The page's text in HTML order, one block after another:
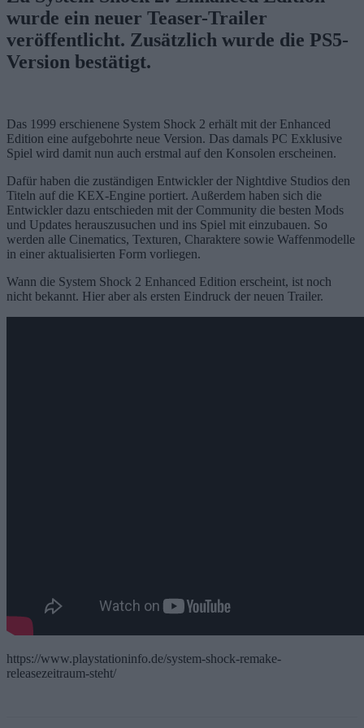
wurde ein neuer Teaser-Trailer
veröffentlicht. Zusätzlich wurde die PS5-
Version bestätigt.
Das 1999 erschienene System Shock 2 erhält mit der Enhanced
Edition eine aufgebohrte neue Version. Das damals PC Exklusive
Spiel wird damit nun auch erstmal auf den Konsolen erscheinen.
Dafür haben die zuständigen Entwickler der Nightdive Studios den
Titeln auf die KEX-Engine portiert. Außerdem haben sich die
Entwickler dazu entschieden mit der Community die besten Mods
und Updates herauszusuchen und ins Spiel mit einzubauen. So
werden alle Cinematics, Texturen, Charaktere sowie Waffenmodelle
in einer aktualisierten Form vorliegen.
Wann die System Shock 2 Enhanced Edition erscheint, ist noch
nicht bekannt. Hier aber als ersten Eindruck der neuen Trailer.
https://www.playstationinfo.de/system-shock-remake-
releasezeitraum-steht/